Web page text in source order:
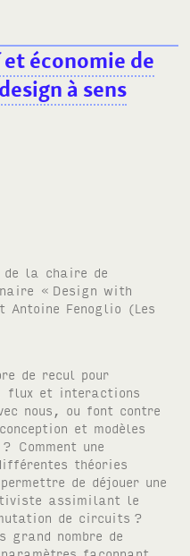
économie de
à sens
de la chaire de
« Design with
Fenoglio (Les
de recul pour
flux et interactions
nous, ou font contre
et modèles
? Comment une
théories
de déjouer une
assimilant le
de circuits ?
grand nombre de
façonnant